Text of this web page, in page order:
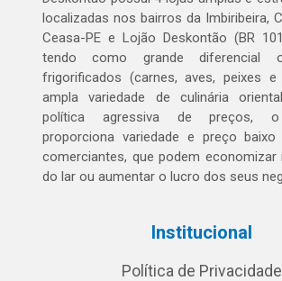
localizadas nos bairros da Imbiribeira,
Ceasa-PE e Lojão Deskontão (BR
tendo como grande diferencial
frigorificados (carnes, aves, peixes
ampla variedade de culinária
política agressiva de preços, o
proporciona variedade e preço
comerciantes, que podem economizar
do lar ou aumentar o lucro dos seus
Institucional
Política de Privacidade